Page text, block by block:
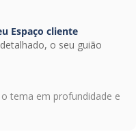
Espaço cliente
o seu guião
tema em profundidade e